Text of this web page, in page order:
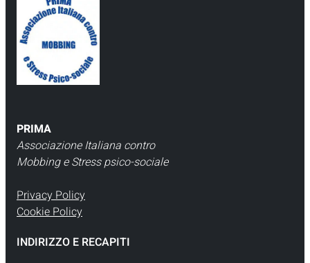
PRIMA
Associazione Italiana contro
Mobbing e Stress psico-sociale
Privacy Policy
Cookie Policy
INDIRIZZO E RECAPITI